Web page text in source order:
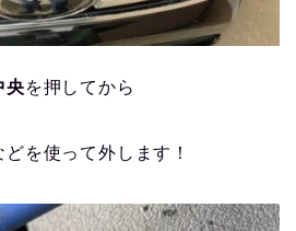
央を押してから
どを使って外します！